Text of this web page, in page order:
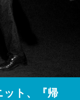
ット、『帰